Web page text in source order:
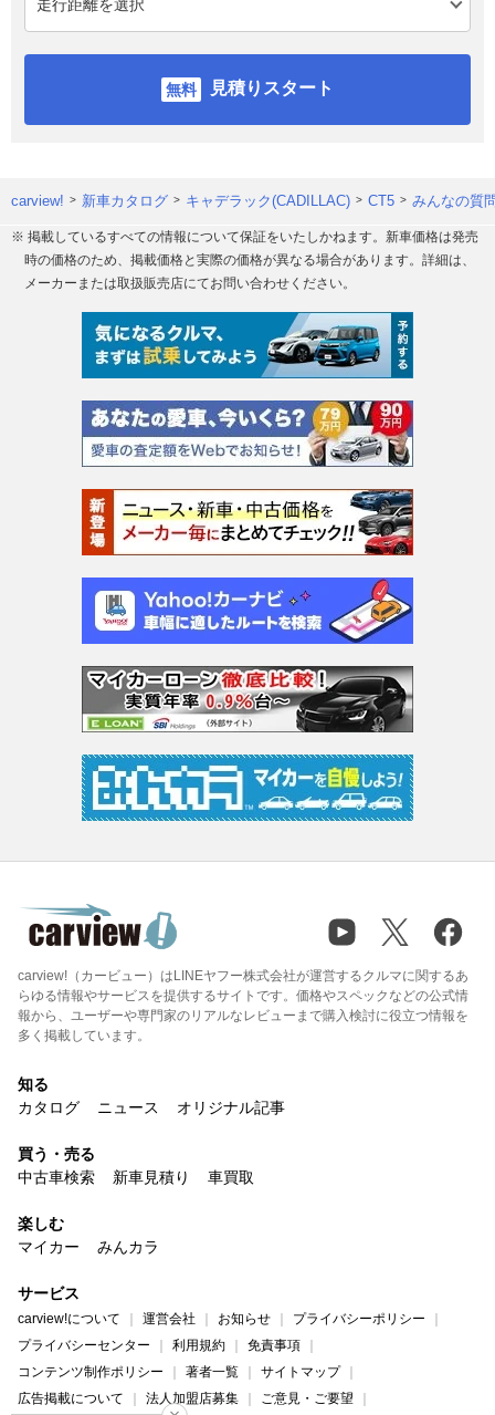
見積りスタート
carview! 新車カタログ キャデラック(CADILLAC) CT5 みんなの質
※ 掲載しているすべての情報について保証をいたしかねます。新車価格は発売
時の価格のため、掲載価格と実際の価格が異なる場合があります。詳細は、
メーカーまたは取扱販売店にてお問い合わせください。
carview!（カービュー）はLINEヤフー株式会社が運営するクルマに関するあ
らゆる情報やサービスを提供するサイトです。価格やスペックなどの公式情
報から、ユーザーや専門家のリアルなレビューまで購入検討に役立つ情報を
多く掲載しています。
知る
カタログ
ニュース オリジナル記事
買う・売る
中古車検索
新車見積り 車買取
楽しむ
マイカー
みんカラ
サービス
carview!について 運営会社 お知らせ
プライバシーポリシー
プライバシーセンター
利用規約
免責事項
コンテンツ制作ポリシー
著者一覧
サイトマップ
広告掲載について
法人加盟店募集 ご意見・ご要望